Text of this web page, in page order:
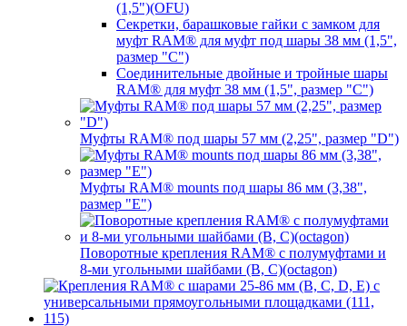
(1,5")(OFU)
Секретки, барашковые гайки с замком для
муфт RAM® для муфт под шары 38 мм (1,5",
размер "C")
Соединительные двойные и тройные шары
RAM® для муфт 38 мм (1,5", размер "C")
Муфты RAM® под шары 57 мм (2,25", размер "D")
Муфты RAM® mounts под шары 86 мм (3,38",
размер "E")
Поворотные крепления RAM® c полумуфтами и
8-ми угольными шайбами (B, C)(octagon)